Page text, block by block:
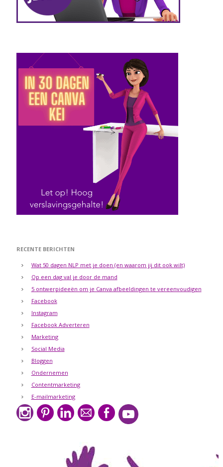
RECENTE BERICHTEN
Wat 50 dagen NLP met je doen (en waarom jij dit ook wilt)
Op een dag val je door de mand
5 ontwerpideeën om je Canva afbeeldingen te vereenvoudigen
Facebook
Instagram
Facebook Adverteren
Marketing
Social Media
Bloggen
Ondernemen
Contentmarketing
E-mailmarketing